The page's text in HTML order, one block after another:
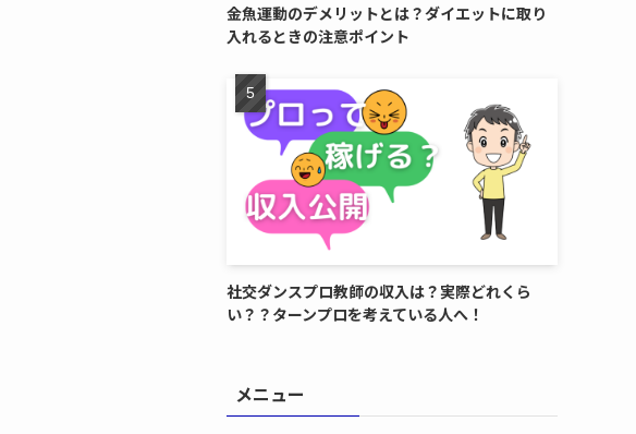
金魚運動のデメリットとは？ダイエットに取り
入れるときの注意ポイント
社交ダンスプロ教師の収入は？実際どれくら
い？？ターンプロを考えている人へ！
メニュー